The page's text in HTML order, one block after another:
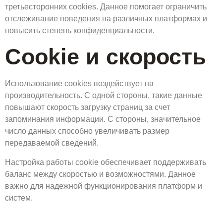
третьесторонних cookies. Данное помогает ограничить
отслеживание поведения на различных платформах и
повысить степень конфиденциальности.
Cookie и скорость
Использование cookies воздействует на
производительность. С одной стороны, такие данные
повышают скорость загрузку страниц за счет
запоминания информации. С стороны, значительное
число данных способно увеличивать размер
передаваемой сведений.
Настройка работы cookie обеспечивает поддерживать
баланс между скоростью и возможностями. Данное
важно для надежной функционирования платформ и
систем.